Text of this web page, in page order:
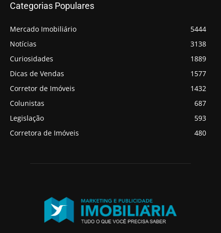
Categorias Populares
Mercado Imobiliário
5444
Notícias
3138
Curiosidades
1889
Dicas de Vendas
1577
Corretor de Imóveis
1432
Colunistas
687
Legislação
593
Corretora de Imóveis
480